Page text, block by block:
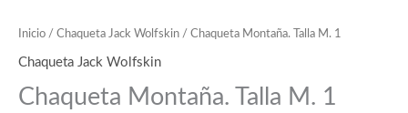
Inicio / Chaqueta Jack Wolfskin / Chaqueta Montaña. Talla M. 1
Chaqueta Jack Wolfskin
Chaqueta Montaña. Talla M. 1